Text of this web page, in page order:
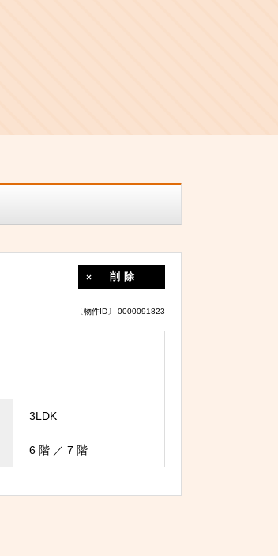
削除
〔物件ID〕 0000091823
3LDK
6 階 ／ 7 階